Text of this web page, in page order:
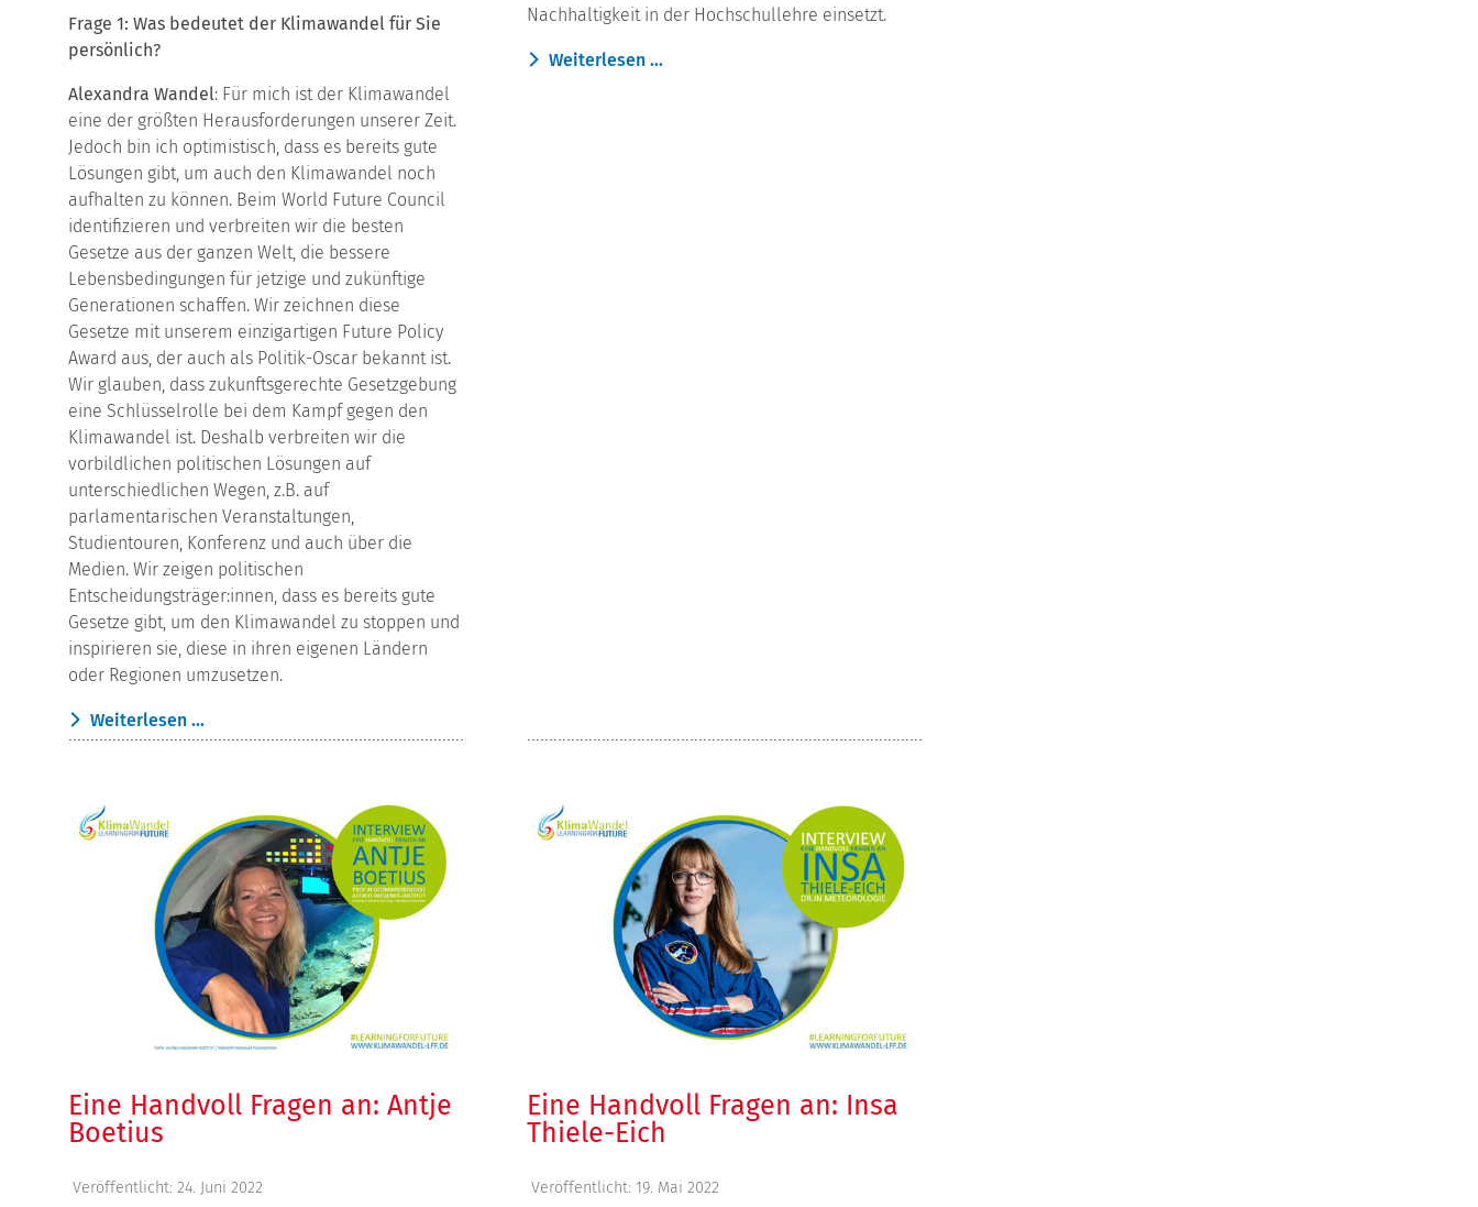
Frage 1: Was bedeutet der Klimawandel für Sie
persönlich?
Alexandra Wandel: Für mich ist der Klimawandel
eine der größten Herausforderungen unserer Zeit.
Jedoch bin ich optimistisch, dass es bereits gute
Lösungen gibt, um auch den Klimawandel noch
aufhalten zu können. Beim World Future Council
identifizieren und verbreiten wir die besten
Gesetze aus der ganzen Welt, die bessere
Lebensbedingungen für jetzige und zukünftige
Generationen schaffen. Wir zeichnen diese
Gesetze mit unserem einzigartigen Future Policy
Award aus, der auch als Politik-Oscar bekannt ist.
Wir glauben, dass zukunftsgerechte Gesetzgebung
eine Schlüsselrolle bei dem Kampf gegen den
Klimawandel ist. Deshalb verbreiten wir die
vorbildlichen politischen Lösungen auf
unterschiedlichen Wegen, z.B. auf
parlamentarischen Veranstaltungen,
Studientouren, Konferenz und auch über die
Medien. Wir zeigen politischen
Entscheidungsträger:innen, dass es bereits gute
Gesetze gibt, um den Klimawandel zu stoppen und
inspirieren sie, diese in ihren eigenen Ländern
oder Regionen umzusetzen.
Weiterlesen ...
Nachhaltigkeit in der Hochschullehre einsetzt.
Weiterlesen ...
Eine Handvoll Fragen an: Antje
Boetius
Veröffentlicht: 24. Juni 2022
Eine Handvoll Fragen an: Insa
Thiele-Eich
Veröffentlicht: 19. Mai 2022